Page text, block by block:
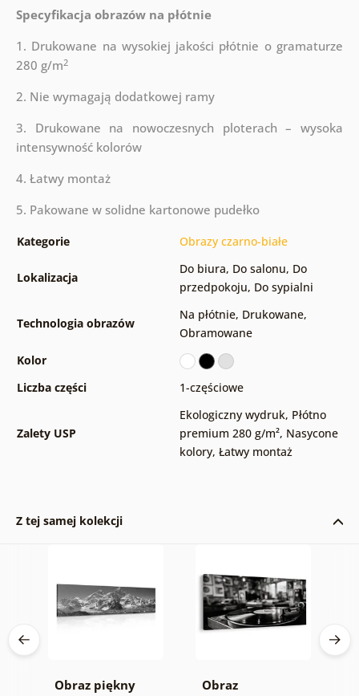
Specyfikacja obrazów na płótnie
1. Drukowane na wysokiej jakości płótnie o gramaturze
280 g/m2
2. Nie wymagają dodatkowej ramy
3. Drukowane na nowoczesnych ploterach – wysoka
intensywność kolorów
4. Łatwy montaż
5. Pakowane w solidne kartonowe pudełko
Kategorie Obrazy czarno-białe
Lokalizacja
Do biura, Do salonu, Do
przedpokoju, Do sypialni
Technologia obrazów
Na płótnie, Drukowane,
Obramowane
Kolor
Liczba części
1-częściowe
Zalety USP
Ekologiczny wydruk, Płótno
premium 280 g/m², Nasycone
kolory, Łatwy montaż
Z tej samej kolekcji
Obraz piękny
Obraz